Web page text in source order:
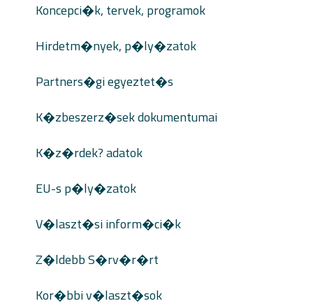
Koncepci�k, tervek, programok
Hirdetm�nyek, p�ly�zatok
Partners�gi egyeztet�s
K�zbeszerz�sek dokumentumai
K�z�rdek? adatok
EU-s p�ly�zatok
V�laszt�si inform�ci�k
Z�ldebb S�rv�r�rt
Kor�bbi v�laszt�sok